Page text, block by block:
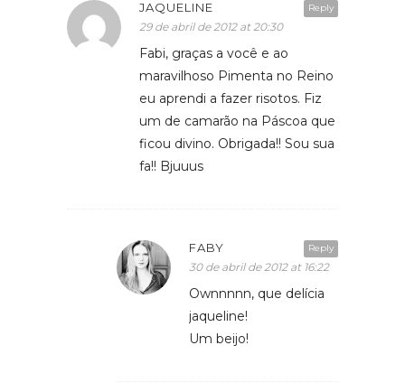
Reply
JAQUELINE
29 de abril de 2012 at 20:30
Fabi, graças a você e ao
maravilhoso Pimenta no Reino
eu aprendi a fazer risotos. Fiz
um de camarão na Páscoa que
ficou divino. Obrigada!! Sou sua
fa!! Bjuuus
Reply
FABY
30 de abril de 2012 at 16:22
Ownnnnn, que delícia
jaqueline!
Um beijo!